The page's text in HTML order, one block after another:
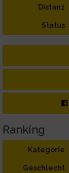
Distanz
Status
Ranking
Kategorie
Geschlecht